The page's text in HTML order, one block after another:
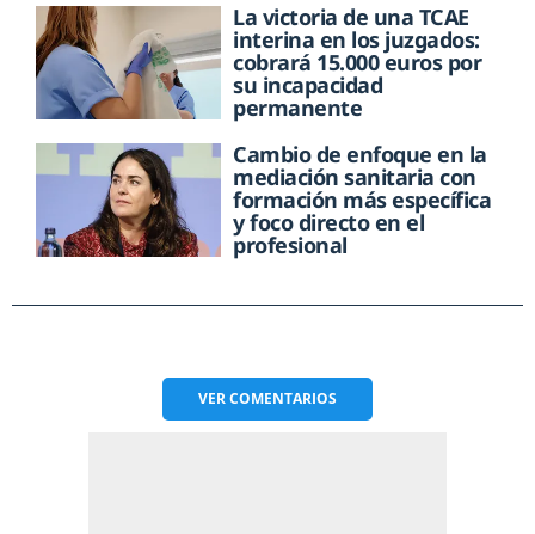
La victoria de una TCAE
interina en los juzgados:
cobrará 15.000 euros por
su incapacidad
permanente
Cambio de enfoque en la
mediación sanitaria con
formación más específica
y foco directo en el
profesional
VERCOMENTARIOS